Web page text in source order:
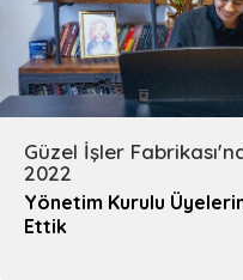
Güzel İşler Fabrikası'ndan
2022
Yönetim Kurulu
Ettik